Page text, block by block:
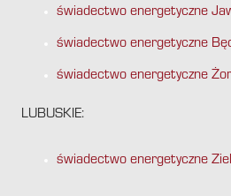
świadectwo energetyczne
świadectwo energetyczne
świadectwo energetyczne
LUBUSKIE:
świadectwo energetyczne